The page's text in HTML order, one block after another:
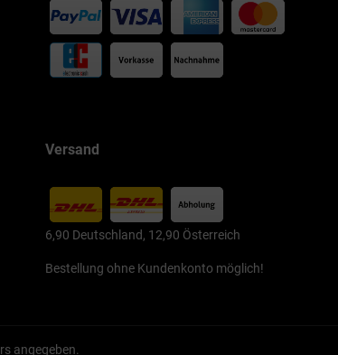
Versand
6,90 Deutschland, 12,90 Österreich
Bestellung ohne Kundenkonto möglich!
angegeben.